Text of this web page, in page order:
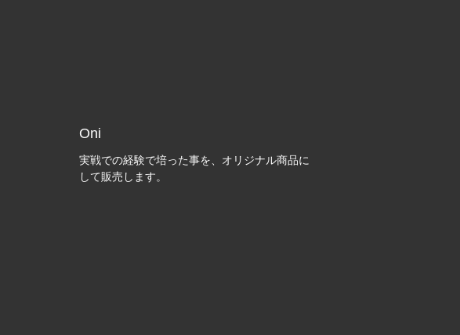
Oni
実戦での経験で培った事を、オリジナル商品に
して販売します。